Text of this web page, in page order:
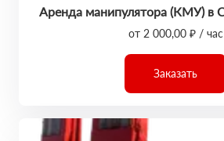
Аренда манипулятора (КМУ) в
от 2 000,00 ₽ / час
Заказать